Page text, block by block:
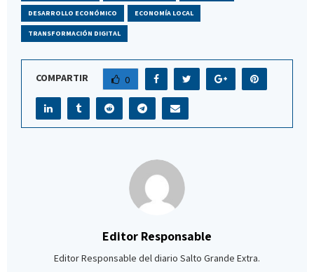
DESARROLLO ECONÓMICO ECONOMÍA LOCAL
TRANSFORMACIÓN DIGITAL
COMPARTIR 0
Editor Responsable
Editor Responsable del diario Salto Grande Extra.